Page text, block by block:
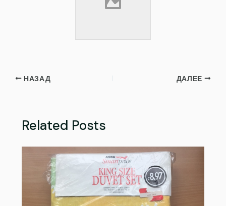
НАЗАД ДАЛЕЕ
Related Posts